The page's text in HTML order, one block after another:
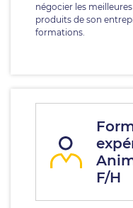
négocier les
produits de son
formations.
F/H